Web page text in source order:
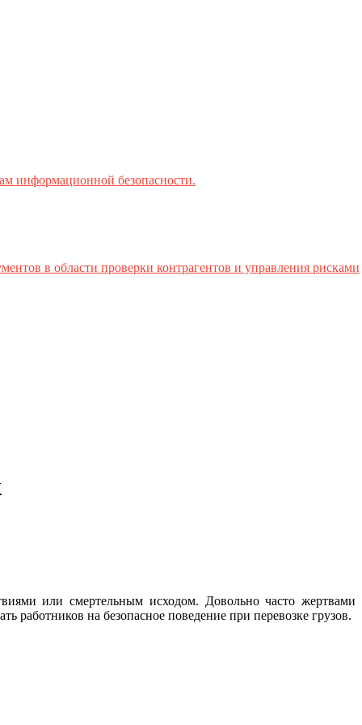
информационной безопасности.
в области проверки контрагентов и управления рисками
или смертельным исходом. Довольно часто жертвами
работников на безопасное поведение при перевозке грузов.